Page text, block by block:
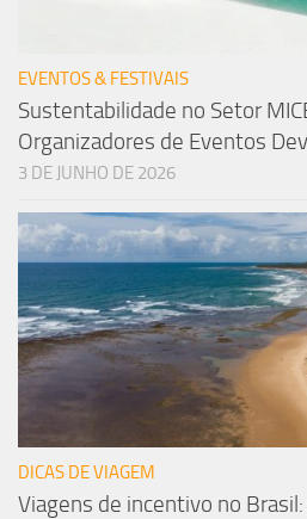
EVENTOS & FESTIVAIS
Sustentabilidade no Setor
Organizadores de Eventos
3 DE JUNHO DE 2026
DICAS DE VIAGEM
Viagens de incentivo no